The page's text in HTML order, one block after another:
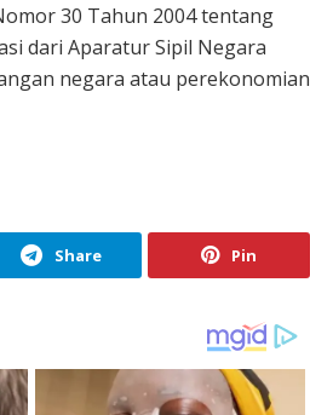
30 Tahun 2004 tentang
dari Aparatur Sipil Negara
negara atau perekonomian
Share Pin